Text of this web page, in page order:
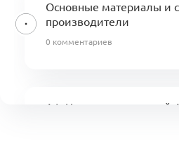
Основные материалы и
производители
0 комментариев
A1: Центр компетенций